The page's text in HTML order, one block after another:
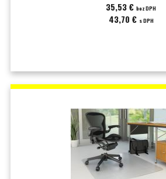
35,53 € bez DPH
43,70 € s DPH